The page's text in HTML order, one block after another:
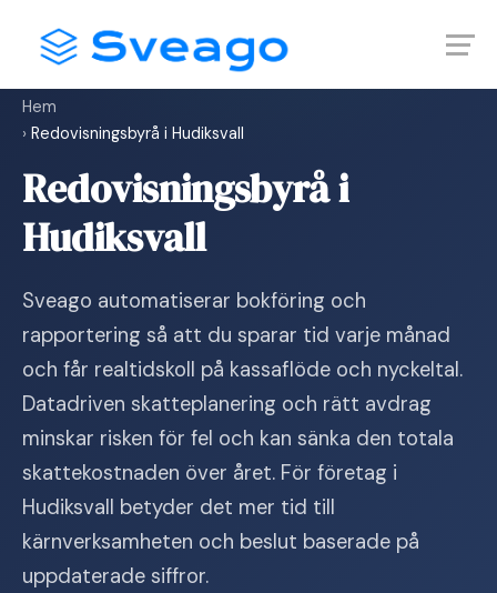
content
Hem
› Redovisningsbyrå i Hudiksvall
Redovisningsbyrå i
Hudiksvall
Sveago automatiserar bokföring och
rapportering så att du sparar tid varje månad
och får realtidskoll på kassaflöde och nyckeltal.
Datadriven skatteplanering och rätt avdrag
minskar risken för fel och kan sänka den totala
skattekostnaden över året. För företag i
Hudiksvall betyder det mer tid till
kärnverksamheten och beslut baserade på
uppdaterade siffror.